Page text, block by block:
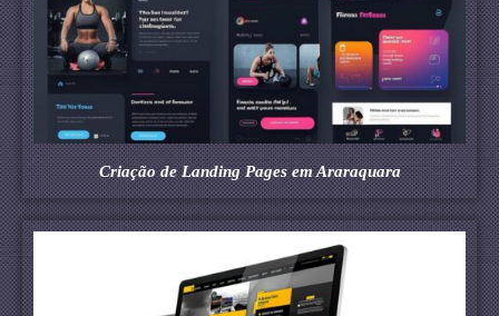
Criação de Landing Pages em Araraquara